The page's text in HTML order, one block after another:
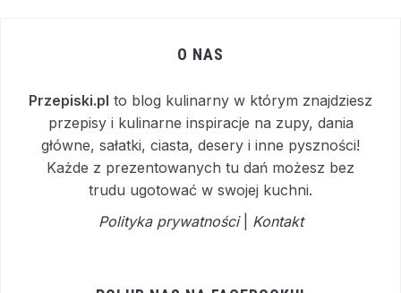
O NAS
Przepiski.pl to blog kulinarny w którym znajdziesz
przepisy i kulinarne inspiracje na zupy, dania
główne, sałatki, ciasta, desery i inne pyszności!
Każde z prezentowanych tu dań możesz bez
trudu ugotować w swojej kuchni.
Polityka prywatności| Kontakt